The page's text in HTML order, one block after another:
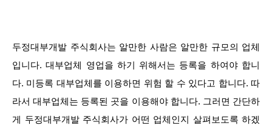
두정대부개발 주식회사는 알만한 사람은 알만한 규모의 업체
입니다. 대부업체 영업을 하기 위해서는 등록을 하여야 합니
다. 미등록 대부업체를 이용하면 위험 할 수 있다고 합니다. 따
라서 대부업체는 등록된 곳을 이용해야 합니다. 그러면 간단하
게 두정대부개발 주식회사가 어떤 업체인지 살펴보도록 하겠